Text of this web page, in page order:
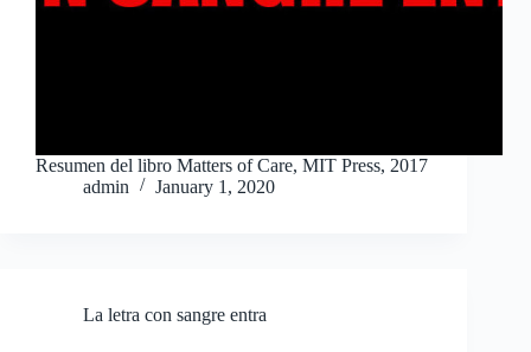
Resumen del libro Matters of Care, MIT Press, 2017
admin
January 1, 2020
La letra con sangre entra